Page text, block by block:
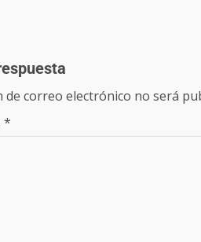
de correo electrónico no será
*